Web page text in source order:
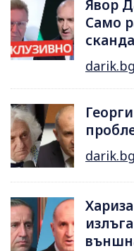
Явор
Само
darik.bg
darik.bg